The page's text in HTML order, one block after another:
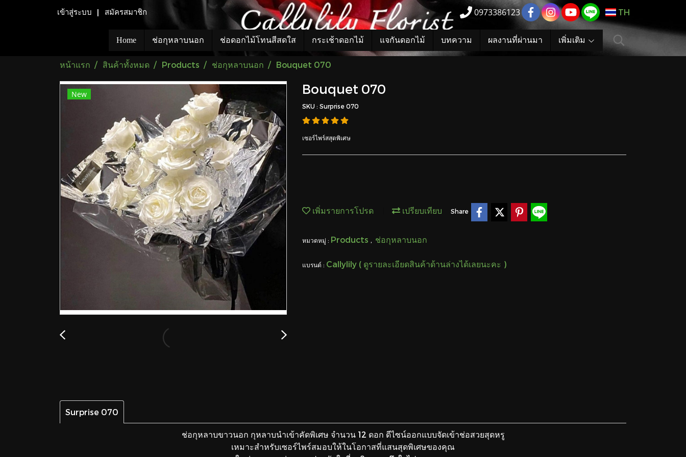
เข้าสู่ระบบ สมัครสมาชิก 0973386123 TH
Home ช่อกุหลาบนอก ช่อดอกไม้โทนสีสดใส กระเช้าดอกไม้ แจกันดอกไม้ บทความ ผลงานที่ผ่านมา เพิ่มเติม
หน้าแรก สินค้าทั้งหมด Products ช่อกุหลาบนอก Bouquet 070
New Bouquet 070
SKU : Surprise 070
เซอร์ไพร์สสุดพิเศษ
เพิ่มรายการโปรด เปรียบเทียบ Share
หมวดหมู่ : Products , ช่อกุหลาบนอก
แบรนด์ : Callylily ( ดูรายละเอียดสินค้าด้านล่างได้เลยนะคะ )
Surprise 070
ช่อกุหลาบขาวนอก กุหลาบนำเข้าคัดพิเศษ จำนวน 12 ดอก ดีไซน์ออกแบบจัดเข้าช่อสวยสุดหรู
เหมาะสำหรับเซอร์ไพร์สมอบให้ในโอกาสที่แสนสุดพิเศษของคุณ